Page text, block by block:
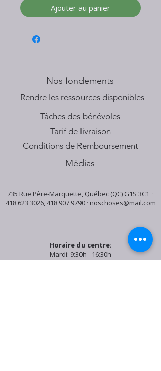
Ajouter au panier
Nos fondements
​Rendre les ressources disponibles
Tâches des bénévoles
Tarif de livraison
Conditions de Remboursement
Médias
735 Rue Père-Marquette, Québec (QC) G1S 3C1 ·
418 623 3026,418 907 9790· noschoses@mail.com
Horaire du centre:
Mardi: 9:30h - 16:30h
Jeudi: 9:30h - 19:00h